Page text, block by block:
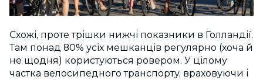
Схожі, проте трішки нижчі показники в Голландії.
Там понад 80% усіх мешканців регулярно (хоча й
не щодня) користуються ровером. У цілому
частка велосипедного транспорту, враховуючи і